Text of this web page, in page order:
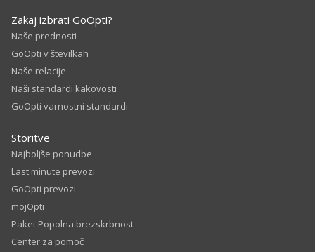
Zakaj izbrati GoOpti?
Naše prednosti
GoOpti v številkah
Naše relacije
Naši standardi kakovosti
GoOpti varnostni standardi
Storitve
Najboljše ponudbe
Last minute prevozi
GoOpti prevozi
mojOpti
Paket Popolna brezskrbnost
Center za pomoč